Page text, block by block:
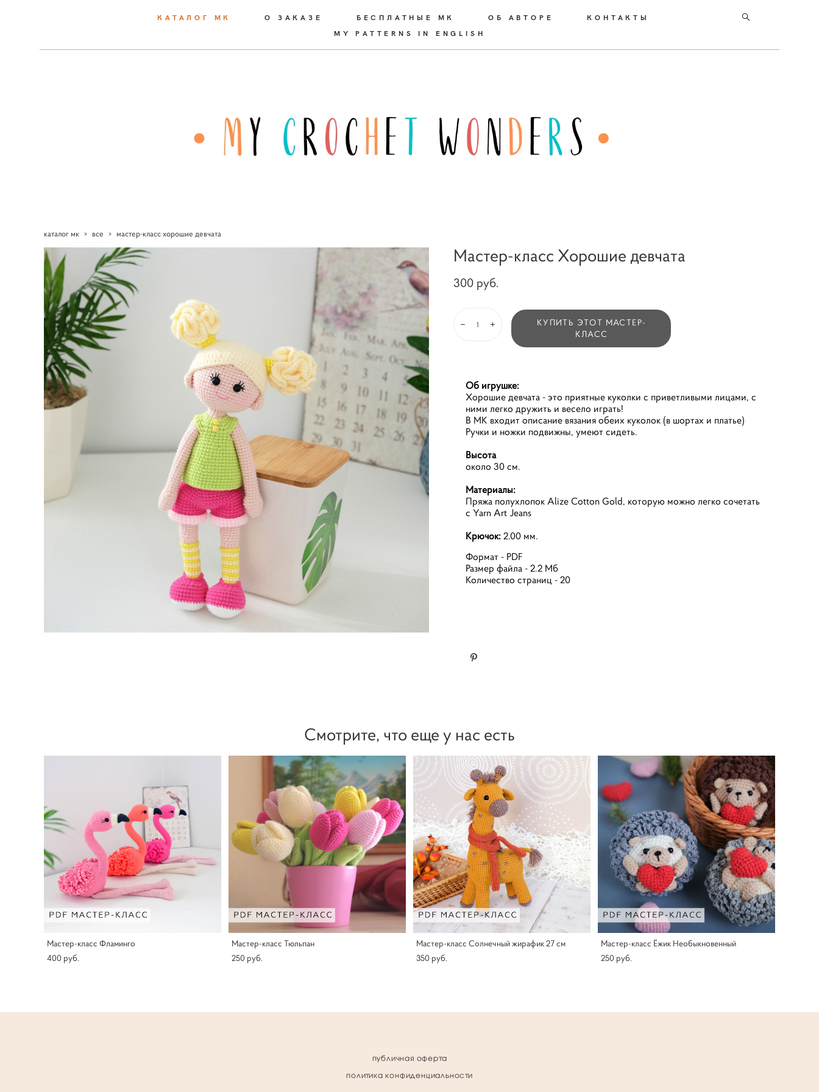
КАТАЛОГ МК О ЗАКАЗЕ БЕСПЛАТНЫЕ МК ОБ АВТОРЕ
КОНТАКТЫ
MY PATTERNS IN ENGLISH
каталог мк > все > мастер-класс хорошие девчата
Мастер-класс Хорошие девчата
300 pуб.
КУПИТЬ ЭТОТ МАСТЕР-
КЛАСС
Об игрушке:
Хорошие девчата - это приятные куколки с приветливыми лицами, с
ними легко дружить и весело играть!
В МК входит описание вязания обеих куколок (в шортах и платье)
Ручки и ножки подвижны, умеют сидеть.
Высота
около 30 см.
Материалы:
Пряжа полухлопок Alize Cotton Gold, которую можно легко сочетать
с Yarn Art Jeans
Крючок: 2.00 мм.
Формат - PDF
Размер файла - 2.2 Мб
Количество страниц - 20
Смотрите, что еще у нас есть
Мастер-класс Фламинго
400 pуб.
Мастер-класс Тюльпан
250 pуб.
Мастер-класс Солнечный жирафик 27 см
350 pуб.
Мастер-класс Ёжик Необыкновенный
250 pуб.
публичная оферта
политика конфиденциальности